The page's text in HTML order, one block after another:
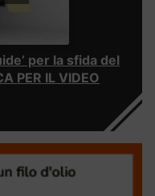
per la sfida del
PER IL VIDEO